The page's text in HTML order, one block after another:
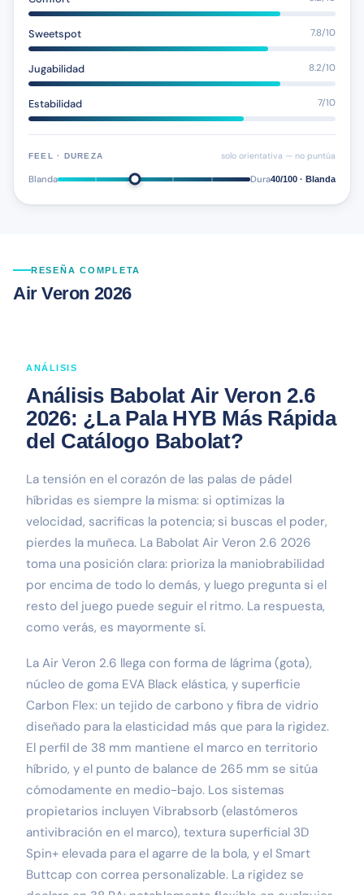
Sweetspot 7.8/10
Jugabilidad 8.2/10
Estabilidad 7/10
FEEL · DUREZA solo orientativa — no puntúa
Blanda Dura40/100 · Blanda
RESEÑA COMPLETA
Air Veron 2026
ANÁLISIS
Análisis Babolat Air Veron 2.6
2026: ¿La Pala HYB Más Rápida
del Catálogo Babolat?
La tensión en el corazón de las palas de pádel
híbridas es siempre la misma: si optimizas la
velocidad, sacrificas la potencia; si buscas el poder,
pierdes la muñeca. La Babolat Air Veron 2.6 2026
toma una posición clara: prioriza la maniobrabilidad
por encima de todo lo demás, y luego pregunta si el
resto del juego puede seguir el ritmo. La respuesta,
como verás, es mayormente sí.
La Air Veron 2.6 llega con forma de lágrima (gota),
núcleo de goma EVA Black elástica, y superficie
Carbon Flex: un tejido de carbono y fibra de vidrio
diseñado para la elasticidad más que para la rigidez.
El perfil de 38 mm mantiene el marco en territorio
híbrido, y el punto de balance de 265 mm se sitúa
cómodamente en medio-bajo. Los sistemas
propietarios incluyen Vibrabsorb (elastómeros
antivibración en el marco), textura superficial 3D
Spin+ elevada para el agarre de la bola, y el Smart
Buttcap con correa personalizable. La rigidez se